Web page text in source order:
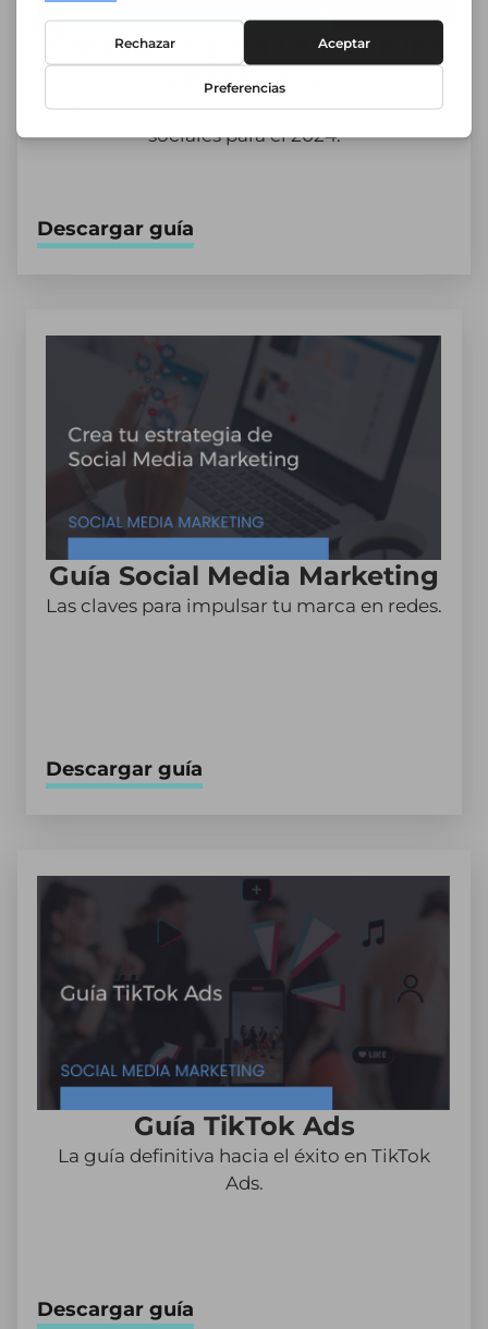
Guía Hacks para vencer a los
algoritmos
sociales para el 2024.
Descargar guía
Guía Social Media Marketing
Las claves para impulsar tu marca en redes.
Descargar guía
Guía TikTok Ads
La guía definitiva hacia el éxito en TikTok
Ads.
Descargar guía